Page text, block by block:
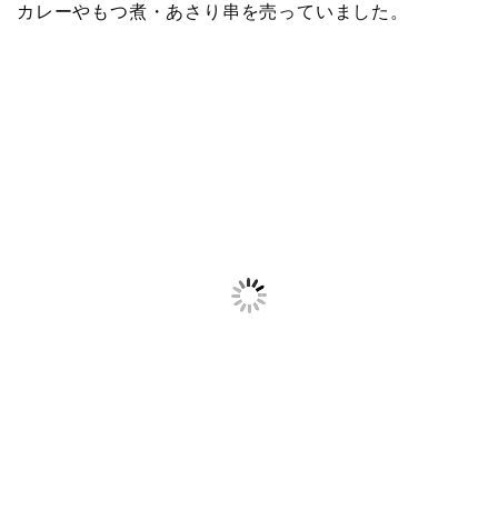
カレーやもつ煮・あさり串を売っていました。